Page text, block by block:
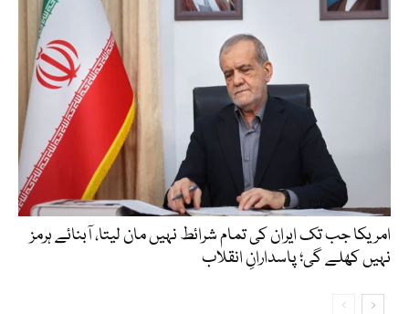
امریکا جب تک ایران کی تمام شرائط نہیں مان لیتا، آبنائے ہرمز
نہیں کھلے گی؛ پاسدارانِ انقلاب